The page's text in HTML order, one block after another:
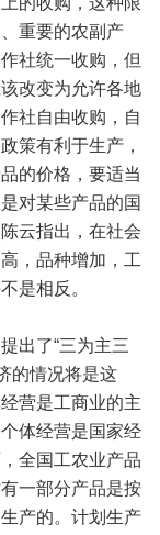
重要的农副产
社统一收购，但
改变为允许各地
社自由收购，自
策有利于生产，
的价格，要适当
对某些产品的国
云指出，在社会
，品种增加，工
是相反。
出了“三为主三
的情况将是这
营是工商业的主
体经营是国家经
全国工农业产品
一部分产品是按
产的。计划生产